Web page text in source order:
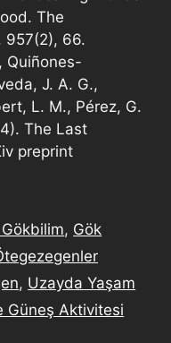
The
957(2), 66.
Quiñones-
J. A. G.,
L. M., Pérez, G.
The Last
preprint
, Gök
, Uzayda Yaşam
Güneş Aktivitesi